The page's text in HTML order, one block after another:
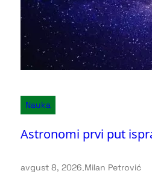
Nauka
Astronomi prvi put
avgust 8, 2026.Milan Petrović